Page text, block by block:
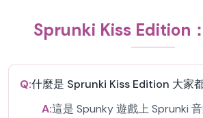
Sprunki Kiss Edition
Q:什麼是 Sprunki Kiss Edition 大家
A:這是 Spunky 遊戲上 Sprunki